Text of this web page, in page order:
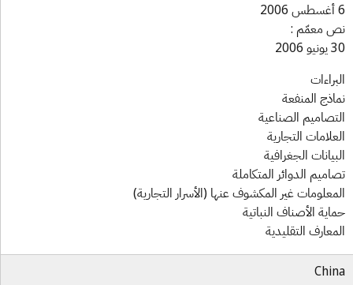
معمّم :
المنفعة
الصناعية
التجارية
الجغرافية
الدوائر المتكاملة
غير المكشوف عنها (الأسرار التجارية)
الأصناف النباتية
التقليدية